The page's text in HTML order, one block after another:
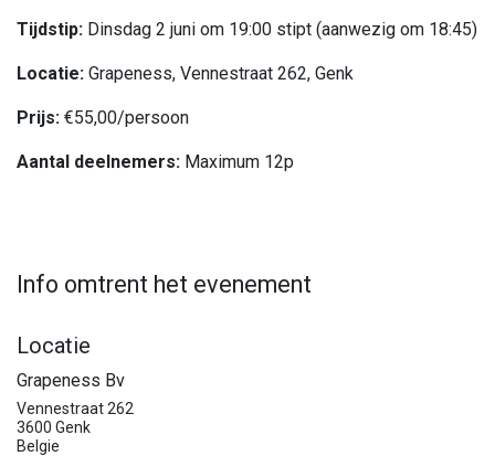
Tijdstip: Dinsdag 2 juni om 19:00 stipt (aanwezig om 18:45)
Locatie: Grapeness, Vennestraat 262, Genk
Prijs: €55,00/persoon
Aantal deelnemers: Maximum 12p
Info omtrent het evenement
Locatie
Grapeness Bv
Vennestraat 262
3600 Genk
Belgie